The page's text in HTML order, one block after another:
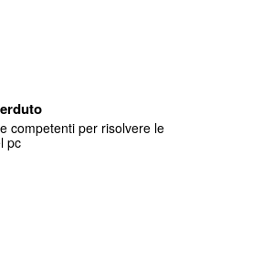
competenti per risolvere le
pc